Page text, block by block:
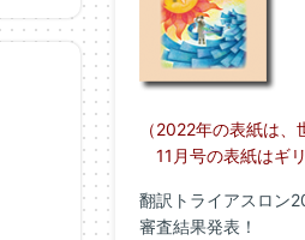
（2022年の表紙は
11月号の表紙はギ
翻訳トライアスロン
審査結果発表！